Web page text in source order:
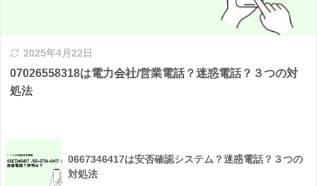
2025年4月22日
07026558318は電力会社/営業電話？迷惑電話？３つの対
処法
0667346417は安否確認システム？迷惑電話？３つの
対処法